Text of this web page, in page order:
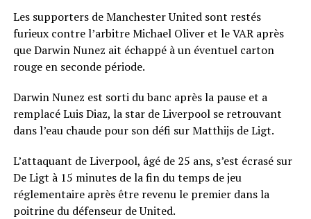
Les supporters de Manchester United sont restés
furieux contre l’arbitre Michael Oliver et le VAR après
que Darwin Nunez ait échappé à un éventuel carton
rouge en seconde période.
Darwin Nunez est sorti du banc après la pause et a
remplacé Luis Diaz, la star de Liverpool se retrouvant
dans l’eau chaude pour son défi sur Matthijs de Ligt.
L’attaquant de Liverpool, âgé de 25 ans, s’est écrasé sur
De Ligt à 15 minutes de la fin du temps de jeu
réglementaire après être revenu le premier dans la
poitrine du défenseur de United.